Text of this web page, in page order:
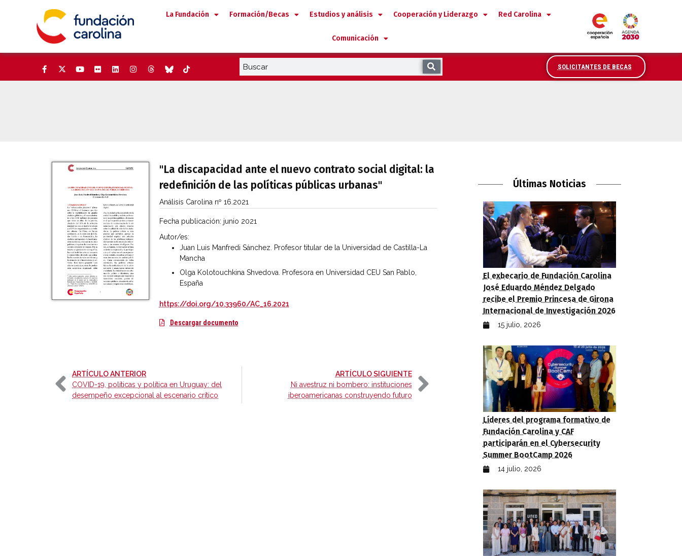
La Fundación Formación/Becas Estudios y análisis Cooperación y Liderazgo Red Carolina
Comunicación
SOLICITANTES DE BECAS
"La discapacidad ante el nuevo contrato social digital: la
redefinición de las políticas públicas urbanas"
Análisis Carolina nº 16.2021
Fecha publicación: junio 2021
Autor/es:
Juan Luis Manfredi Sánchez. Profesor titular de la Universidad de Castilla-La
Mancha
Olga Kolotouchkina Shvedova. Profesora en Universidad CEU San Pablo,
España
https://doi.org/10.33960/AC_16.2021
Descargar documentoLa discapacidad ante el nuevo contrato social digital: la redefinición de las políticas públicas urbanas (PDF)
ARTÍCULO ANTERIOR-
COVID-19, políticas y política en Uruguay: del
desempeño excepcional al escenario crítico
ARTÍCULO SIGUIENTE-
Ni avestruz ni bombero: instituciones
iberoamericanas construyendo futuro
Últimas Noticias
El exbecario de Fundación Carolina
José Eduardo Méndez Delgado
recibe el Premio Princesa de Girona
Internacional de Investigación 2026
15 julio, 2026
Líderes del programa formativo de
Fundación Carolina y CAF
participarán en el Cybersecurity
Summer BootCamp 2026
14 julio, 2026